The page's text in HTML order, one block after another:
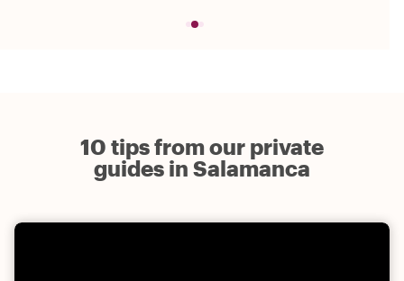
10 tips from our private
guides in Salamanca